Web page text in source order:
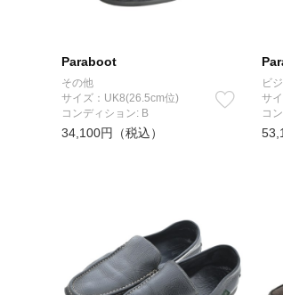
Paraboot
その他
サイズ：UK8(26.5cm位)
コンディション: B
34,100円（税込）
ビ
サ
コ